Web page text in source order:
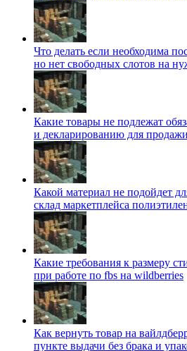
Что делать если необходима
но нет свободных слотов на
Какие товары не подлежат
и декларированию для
Какой материал не подойдет
склад маркетплейса
Какие требования к размеру
при работе по fbs на wildberries
Как вернуть товар на
пункте выдачи без брака и